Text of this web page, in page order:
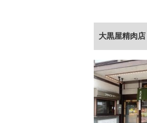
大黒屋精肉店